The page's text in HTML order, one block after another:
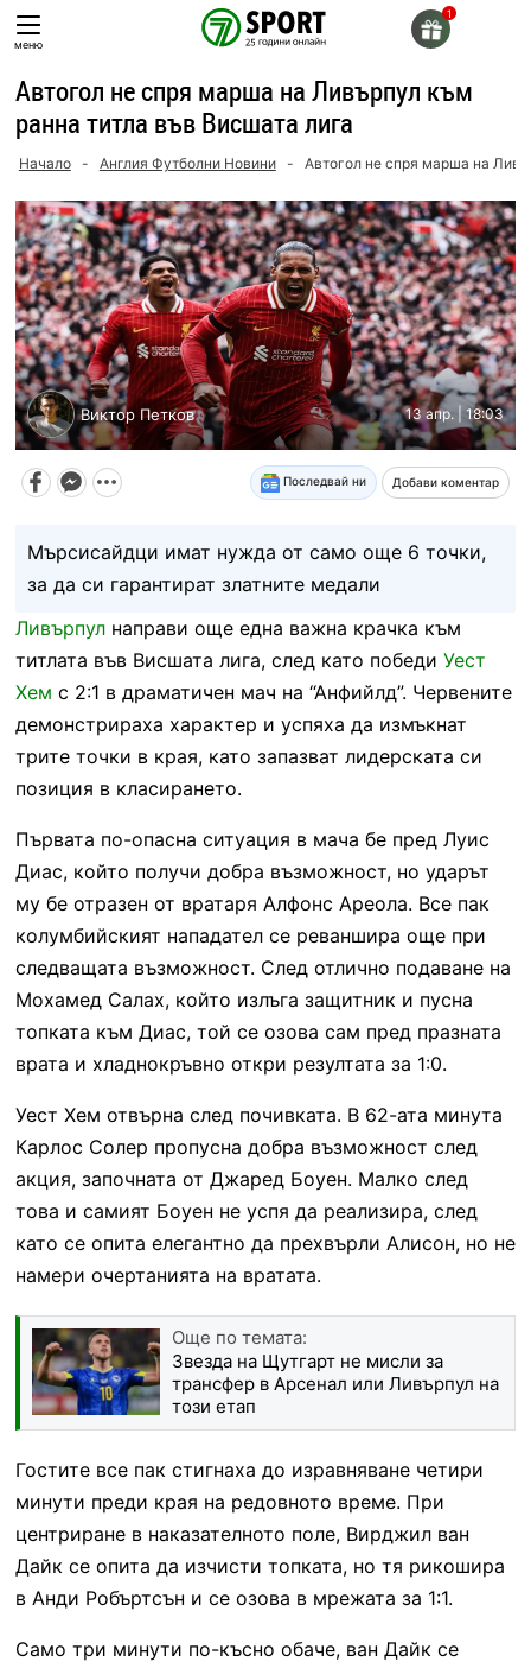
Skip
toменю
Автогол не спря марша на Ливърпул към
ранна титла във Висшата лига
Начало - Англия Футболни Новини - Автогол не спря марша на
Виктор Петков 13 апр. | 18:03
Последвай ни Добави коментар
Мърсисайдци имат нужда от само още 6 точки,
за да си гарантират златните медали
Ливърпулнаправи още една важна крачка към
титлата във Висшата лига, след като победи Уест
Хем с 2:1 в драматичен мач на “Анфийлд”. Червените
демонстрираха характер и успяха да измъкнат
трите точки в края, като запазват лидерската си
позиция в класирането.
Първата по-опасна ситуация в мача бе пред Луис
Диас, който получи добра възможност, но ударът
му бе отразен от вратаря Алфонс Ареола. Все пак
колумбийският нападател се реваншира още при
следващата възможност. След отлично подаване на
Мохамед Салах, който излъга защитник и пусна
топката към Диас, той се озова сам пред празната
врата и хладнокръвно откри резултата за 1:0.
Уест Хем отвърна след почивката. В 62-ата минута
Карлос Солер пропусна добра възможност след
акция, започната от Джаред Боуен. Малко след
това и самият Боуен не успя да реализира, след
като се опита елегантно да прехвърли Алисон, но не
намери очертанията на вратата.
Още по темата:
Звезда на Щутгарт не мисли за
трансфер в Арсенал или Ливърпул на
този етап
Гостите все пак стигнаха до изравняване четири
минути преди края на редовното време. При
центриране в наказателното поле, Вирджил ван
Дайк се опита да изчисти топката, но тя рикошира
в Анди Робъртсън и се озова в мрежата за 1:1.
Само три минути по-късно обаче, ван Дайк се